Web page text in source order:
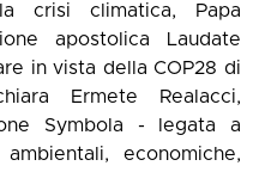
crisi climatica, Papa
apostolica Laudate
in vista della COP28 di
Ermete Realacci,
Symbola - legata a
economiche,